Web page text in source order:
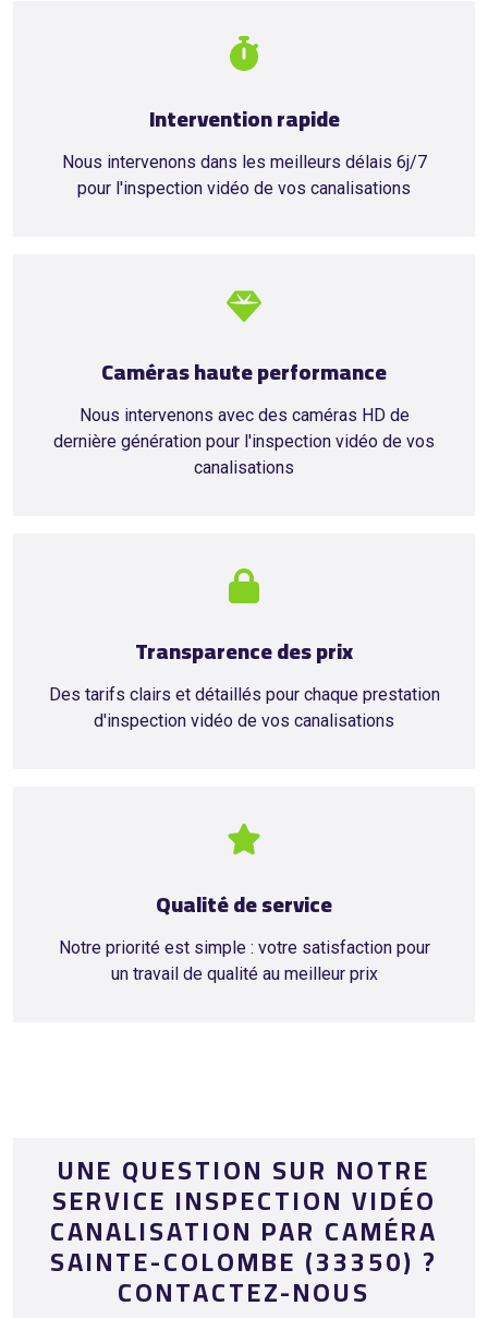
Intervention rapide
Nous intervenons dans les meilleurs délais 6j/7
pour l'inspection vidéo de vos canalisations
Caméras haute performance
Nous intervenons avec des caméras HD de
dernière génération pour l'inspection vidéo de vos
canalisations
Transparence des prix
Des tarifs clairs et détaillés pour chaque prestation
d'inspection vidéo de vos canalisations
Qualité de service
Notre priorité est simple : votre satisfaction pour
un travail de qualité au meilleur prix
UNE QUESTION SUR NOTRE
SERVICE INSPECTION VIDÉO
CANALISATION PAR CAMÉRA
SAINTE-COLOMBE (33350) ?
CONTACTEZ-NOUS